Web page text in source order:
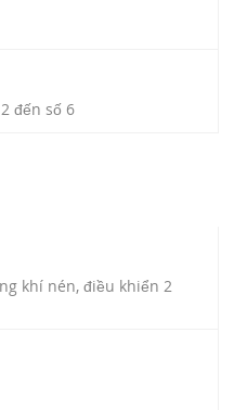
đến số 6
khí nén, điều khiển 2